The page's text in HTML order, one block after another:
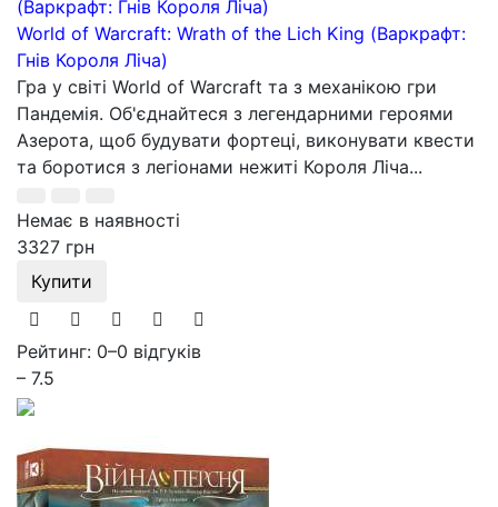
World of Warcraft: Wrath of the Lich King (Варкрафт:
Гнів Короля Ліча)
Гра у світі World of Warcraft та з механікою гри
Пандемія. Об'єднайтеся з легендарними героями
Азерота, щоб будувати фортеці, виконувати квести
та боротися з легіонами нежиті Короля Ліча...
Немає в наявності
3327 грн
Купити
Рейтинг: 0–0 відгуків
– 7.5